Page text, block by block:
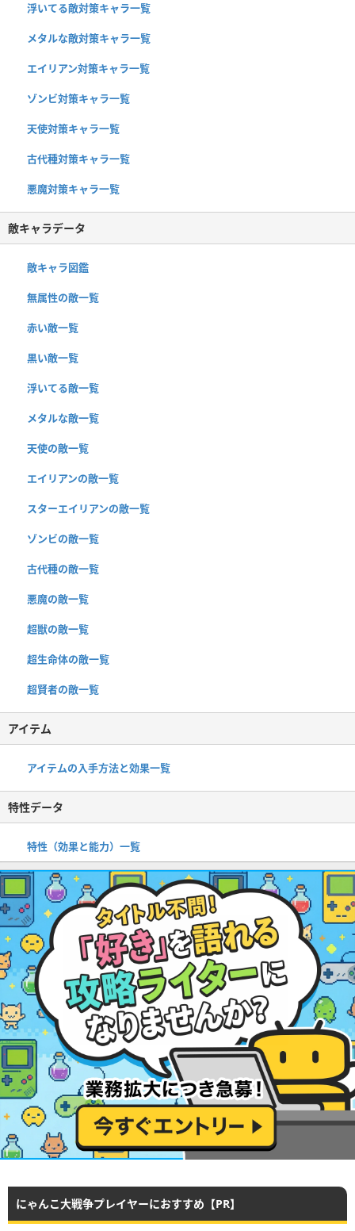
浮いてる敵対策キャラ一覧
メタルな敵対策キャラ一覧
エイリアン対策キャラ一覧
ゾンビ対策キャラ一覧
天使対策キャラ一覧
古代種対策キャラ一覧
悪魔対策キャラ一覧
敵キャラデータ
敵キャラ図鑑
無属性の敵一覧
赤い敵一覧
黒い敵一覧
浮いてる敵一覧
メタルな敵一覧
天使の敵一覧
エイリアンの敵一覧
スターエイリアンの敵一覧
ゾンビの敵一覧
古代種の敵一覧
悪魔の敵一覧
超獣の敵一覧
超生命体の敵一覧
超賢者の敵一覧
アイテム
アイテムの入手方法と効果一覧
特性データ
特性（効果と能力）一覧
にゃんこ大戦争プレイヤーにおすすめ【PR】